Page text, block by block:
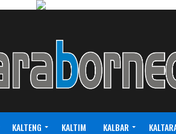
KALTENG KALTIM KALBAR